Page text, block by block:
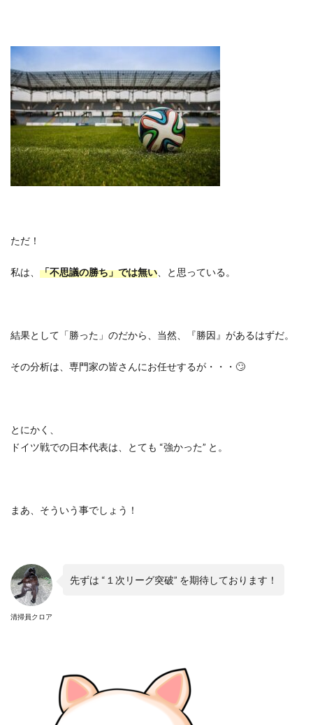
ただ！
私は、 「不思議の勝ち」では無い 、と思っている。
結果として「勝った」のだから、当然、『勝因』があるはずだ。
その分析は、専門家の皆さんにお任せするが・・・ 🙄
とにかく、
ドイツ戦での日本代表は、とても “強かった” と。
まあ、そういう事でしょう！
清掃員クロア
先ずは “ １次リーグ突破” を期待しております！